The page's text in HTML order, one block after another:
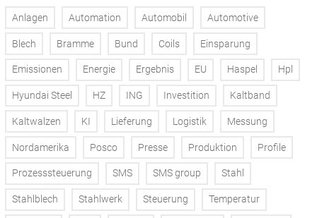
Anlagen Automation Automobil Automotive
Blech Bramme Bund Coils Einsparung
Emissionen Energie Ergebnis EU Haspel Hpl
Hyundai Steel HZ ING Investition Kaltband
Kaltwalzen KI Lieferung Logistik Messung
Nordamerika Posco Presse Produktion Profile
Prozesssteuerung SMS SMS group Stahl
Stahlblech Stahlwerk Steuerung Temperatur